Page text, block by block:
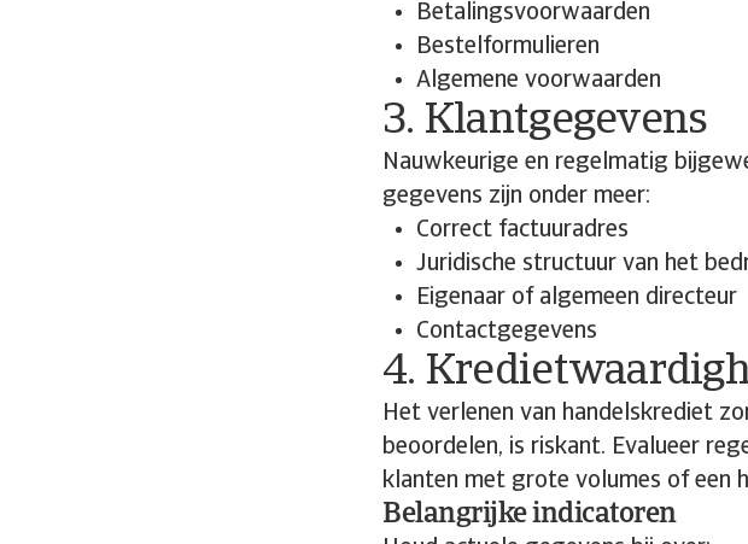
Betalingsvoorwaarden
Bestelformulieren
Algemene voorwaarden
3. Klantgegevens
Nauwkeurige en regelmatig
gegevens zijn onder meer:
Correct factuuradres
Juridische structuur van het
Eigenaar of algemeen directeur
Contactgegevens
4.
Het verlenen van handelskrediet
beoordelen, is riskant. Evalueer
klanten met grote volumes of een
Belangrijke indicatoren